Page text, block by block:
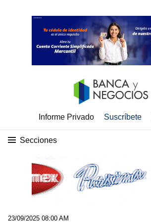
Informe Privado Suscríbete
Secciones
23/09/2025 08:00 AM